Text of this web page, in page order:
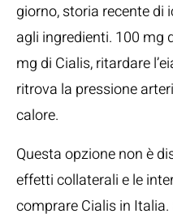
giorno, storia recente di
agli ingredienti. 100 mg
mg di Cialis, ritardare
ritrova la pressione
calore.
Questa opzione non è
effetti collaterali e le
comprare Cialis in